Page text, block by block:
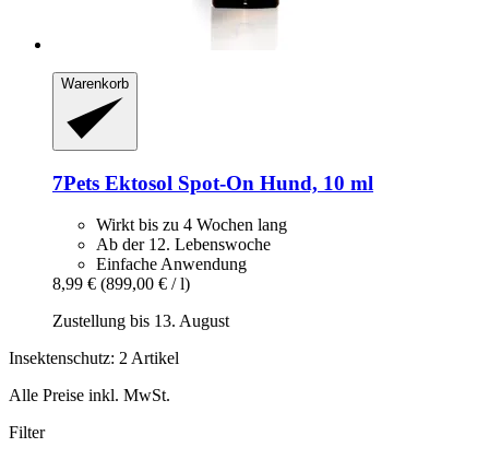
Warenkorb
7Pets Ektosol Spot-​On Hund, 10 ml
Wirkt bis zu 4 Wochen lang
Ab der 12. Lebenswoche
Einfache Anwendung
8,99 € (899,00 € / l)
Zustellung bis 13. August
Insektenschutz: 2 Artikel
Alle Preise inkl. MwSt.
Filter